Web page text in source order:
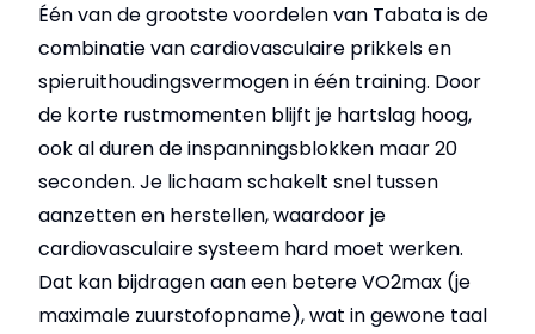
Één van de grootste voordelen van Tabata is de
combinatie van cardiovasculaire prikkels en
spieruithoudingsvermogen in één training. Door
de korte rustmomenten blijft je hartslag hoog,
ook al duren de inspanningsblokken maar 20
seconden. Je lichaam schakelt snel tussen
aanzetten en herstellen, waardoor je
cardiovasculaire systeem hard moet werken.
Dat kan bijdragen aan een betere VO2max (je
maximale zuurstofopname), wat in gewone taal